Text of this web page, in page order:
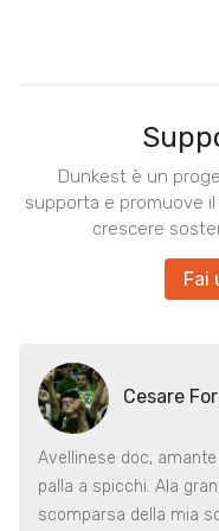
Dunkest è un
supporta e promuove
crescere
Fai
Cesare
Avellinese doc,
palla a spicchi. Ala
scomparsa della mia